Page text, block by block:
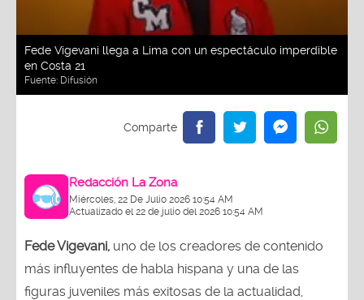
Fede Vigevani llega a Lima con un espectáculo imperdible
en Costa 21
Fuente: Difusión
Redacción La Zona
Miércoles, 22 De Julio 2026 10:54 AM
Actualizado el 22 de julio del 2026 10:54 AM
Fede Vigevani, uno de los creadores de contenido
más influyentes de habla hispana y una de las
figuras juveniles más exitosas de la actualidad,